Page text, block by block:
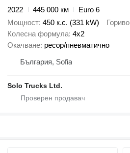
2022
445 000 км
Euro 6
Мощност 450 к.с. (331 kW) Гориво
Колесна формула 4x2
Окачване ресор/пневматично
България, Sofia
Solo Trucks Ltd.